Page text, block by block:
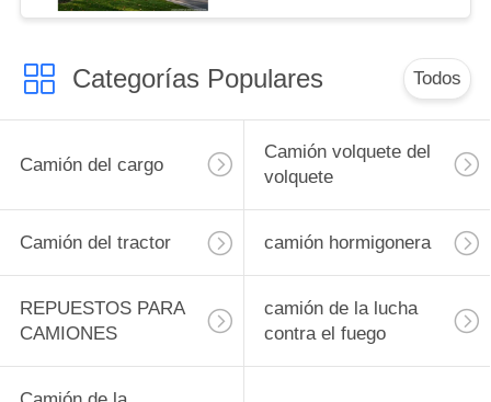
Categorías Populares Todos
Camión del cargo
Camión volquete del
volquete
Camión del tractor camión hormigonera
REPUESTOS PARA
CAMIONES
camión de la lucha
contra el fuego